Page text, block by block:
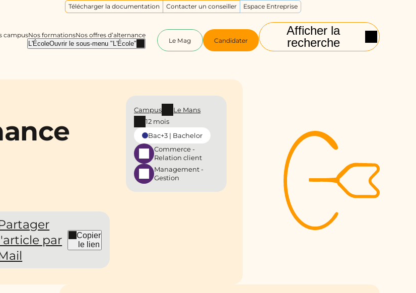
Afficher la
recherche
campusNos formationsNos offres d’alternance
L'ÉcoleOuvrir le sous-menu "L'École" Le Mag Candidater
Télécharger la documentation Contacter un conseiller Espace Entreprise
par
Copier
le lien
Campus
Le Mans
12 mois
Bac+3 | Bachelor
Commerce -
Relation client
Management -
Gestion